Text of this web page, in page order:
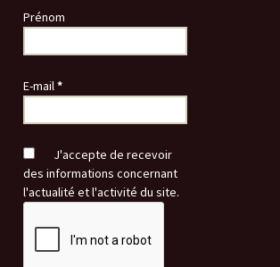
Prénom
E-mail*
J'accepte de recevoir
des informations concernant
l'actualité et l'activité du site.